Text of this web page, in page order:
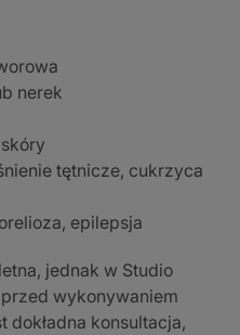
nerek
tętnicze, cukrzyca
epilepsja
jednak w Studio
wykonywaniem
konsultacja,